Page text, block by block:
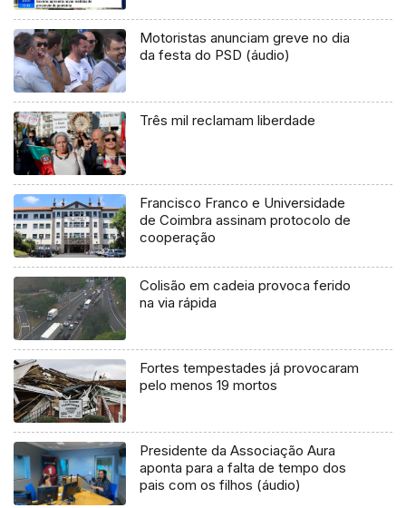
Motoristas anunciam greve no dia
da festa do PSD (áudio)
Três mil reclamam liberdade
Francisco Franco e Universidade
de Coimbra assinam protocolo de
cooperação
Colisão em cadeia provoca ferido
na via rápida
Fortes tempestades já provocaram
pelo menos 19 mortos
Presidente da Associação Aura
aponta para a falta de tempo dos
pais com os filhos (áudio)